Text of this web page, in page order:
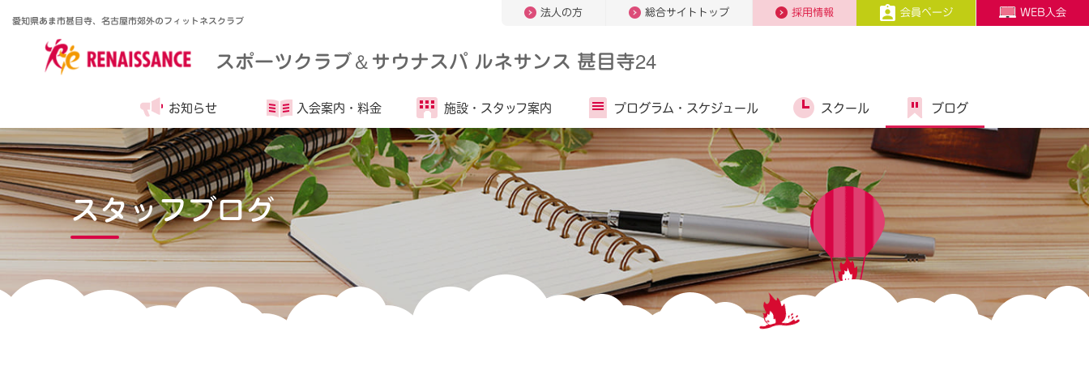
愛知県あま市甚目寺、名古屋市郊外のフィットネスクラブ
法人の方 総合サイトトップ 採用情報 会員ページ WEB入会
スポーツクラブ＆サウナスパ ルネサンス 甚目寺24
お知らせ 入会案内・ 料金 施設・ スタッフ案内 プログラム・ スケジュール スクール ブログ
スタッフブログ